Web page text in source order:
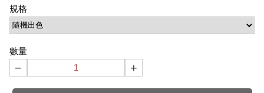
規格
數量
− +